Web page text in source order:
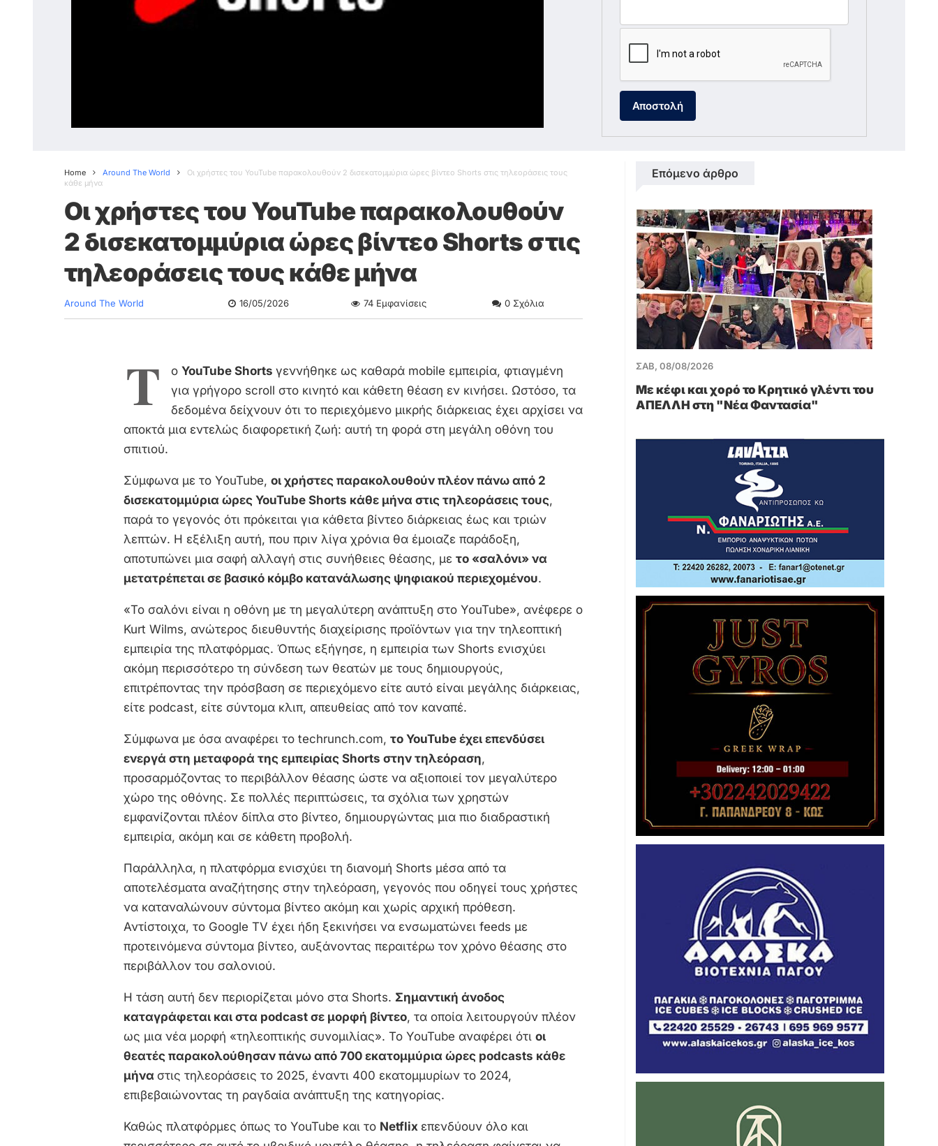
Αποστολή
Home Around The World
Οι χρήστες του YouTube παρακολουθούν 2 δισεκατομμύρια ώρες βίντεο Shorts στις τηλεοράσεις τους
κάθε μήνα
Οι χρήστες του YouTube παρακολουθούν
2 δισεκατομμύρια ώρες βίντεο Shorts στις
τηλεοράσεις τους κάθε μήνα
Around The World 16/05/2026 74Εμφανίσεις 0Σχόλια
Τ ο YouTube Shorts γεννήθηκε ως καθαρά mobile εμπειρία, φτιαγμένη
για γρήγορο scroll στο κινητό και κάθετη θέαση εν κινήσει. Ωστόσο, τα
δεδομένα δείχνουν ότι το περιεχόμενο μικρής διάρκειας έχει αρχίσει να
αποκτά μια εντελώς διαφορετική ζωή: αυτή τη φορά στη μεγάλη οθόνη του
σπιτιού.
Σύμφωνα με το YouTube, οι χρήστες παρακολουθούν πλέον πάνω από 2
δισεκατομμύρια ώρες YouTube Shorts κάθε μήνα στις τηλεοράσεις τους,
παρά το γεγονός ότι πρόκειται για κάθετα βίντεο διάρκειας έως και τριών
λεπτών. Η εξέλιξη αυτή, που πριν λίγα χρόνια θα έμοιαζε παράδοξη,
αποτυπώνει μια σαφή αλλαγή στις συνήθειες θέασης, με το «σαλόνι» να
μετατρέπεται σε βασικό κόμβο κατανάλωσης ψηφιακού περιεχομένου.
«Το σαλόνι είναι η οθόνη με τη μεγαλύτερη ανάπτυξη στο YouTube», ανέφερε ο
Kurt Wilms, ανώτερος διευθυντής διαχείρισης προϊόντων για την τηλεοπτική
εμπειρία της πλατφόρμας. Όπως εξήγησε, η εμπειρία των Shorts ενισχύει
ακόμη περισσότερο τη σύνδεση των θεατών με τους δημιουργούς,
επιτρέποντας την πρόσβαση σε περιεχόμενο είτε αυτό είναι μεγάλης διάρκειας,
είτε podcast, είτε σύντομα κλιπ, απευθείας από τον καναπέ.
Σύμφωνα με όσα αναφέρει το techrunch.com, το YouTube έχει επενδύσει
ενεργά στη μεταφορά της εμπειρίας Shorts στην τηλεόραση,
προσαρμόζοντας το περιβάλλον θέασης ώστε να αξιοποιεί τον μεγαλύτερο
χώρο της οθόνης. Σε πολλές περιπτώσεις, τα σχόλια των χρηστών
εμφανίζονται πλέον δίπλα στο βίντεο, δημιουργώντας μια πιο διαδραστική
εμπειρία, ακόμη και σε κάθετη προβολή.
Παράλληλα, η πλατφόρμα ενισχύει τη διανομή Shorts μέσα από τα
αποτελέσματα αναζήτησης στην τηλεόραση, γεγονός που οδηγεί τους χρήστες
να καταναλώνουν σύντομα βίντεο ακόμη και χωρίς αρχική πρόθεση.
Αντίστοιχα, το Google TV έχει ήδη ξεκινήσει να ενσωματώνει feeds με
προτεινόμενα σύντομα βίντεο, αυξάνοντας περαιτέρω τον χρόνο θέασης στο
περιβάλλον του σαλονιού.
Η τάση αυτή δεν περιορίζεται μόνο στα Shorts. Σημαντική άνοδος
καταγράφεται και στα podcast σε μορφή βίντεο, τα οποία λειτουργούν πλέον
ως μια νέα μορφή «τηλεοπτικής συνομιλίας». Το YouTube αναφέρει ότι οι
θεατές παρακολούθησαν πάνω από 700 εκατομμύρια ώρες podcasts κάθε
μήνα στις τηλεοράσεις το 2025, έναντι 400 εκατομμυρίων το 2024,
επιβεβαιώνοντας τη ραγδαία ανάπτυξη της κατηγορίας.
Καθώς πλατφόρμες όπως το YouTube και το Netflix επενδύουν όλο και
Επόμενο άρθρο
ΣΑΒ, 08/08/2026
Mε κέφι και χορό το Κρητικό γλέντι του
ΑΠΕΛΛΗ στη "Νέα Φαντασία"